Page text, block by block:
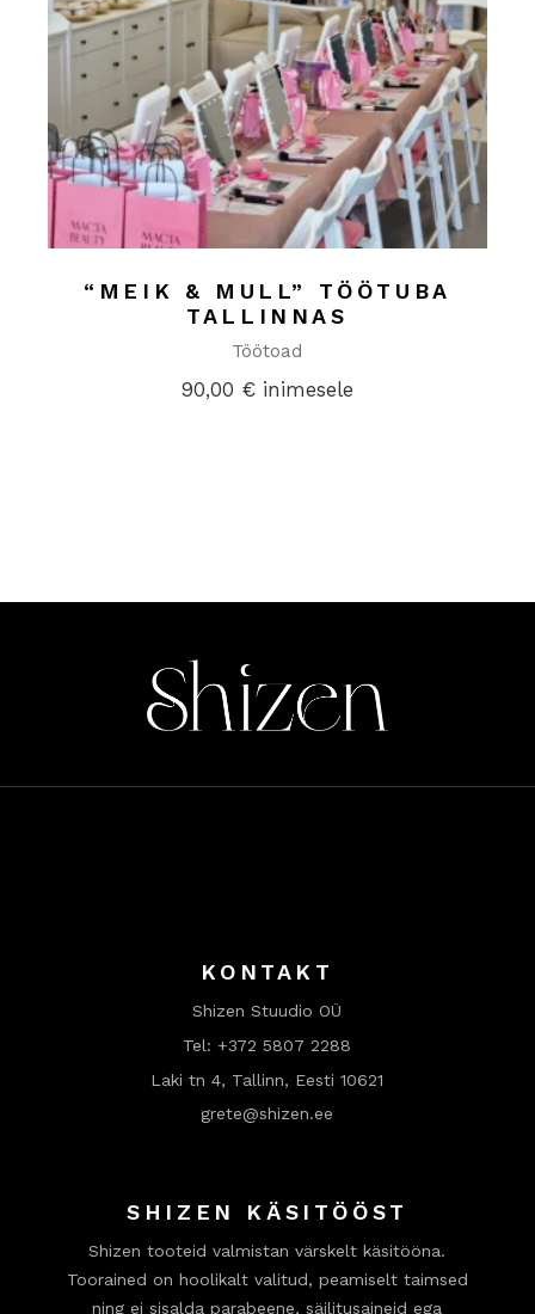
“MEIK & MULL” TÖÖTUBA
TALLINNAS
Töötoad
90,00 €inimesele
KONTAKT
Shizen Stuudio OÜ
Tel: +372 5807 2288
Laki tn 4, Tallinn, Eesti 10621
grete@shizen.ee
SHIZEN KÄSITÖÖST
Shizen tooteid valmistan värskelt käsitööna.
Toorained on hoolikalt valitud, peamiselt taimsed
ning ei sisalda parabeene, säilitusaineid ega